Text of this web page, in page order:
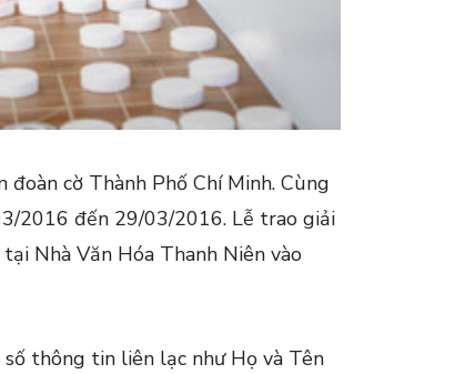
cờ Thành Phố Chí Minh. Cùng
2016 đến 29/03/2016. Lễ trao giải
Nhà Văn Hóa Thanh Niên vào
số thông tin liên lạc như Họ và Tên